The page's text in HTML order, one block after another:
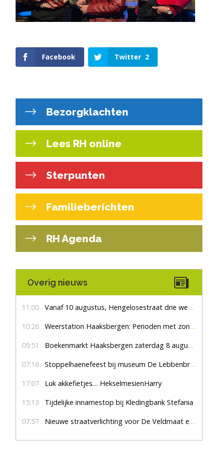
Facebook Twitter 2
Bezorgklachten
Lees RH online
Sterpunten
Familieberichten
RH Agenda
Overig nieuws
11:00 Vanaf 10 augustus, Hengelosestraat drie weken dicht voor doorgaand verkeer
10:26 Weerstation Haaksbergen: Perioden met zon en droog
09:51 Boekenmarkt Haaksbergen zaterdag 8 augustus, marktplein Haaksbergen
07:16 Stoppelhaenefeest bij museum De Lebbenbrugge
17:07 Luk akkefietjes… HekselmesienHarry
15:13 Tijdelijke innamestop bij Kledingbank Stefania
07:57 Nieuwe straatverlichting voor De Veldmaat en De Pas